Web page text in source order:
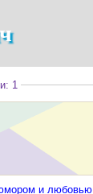
1
и любовью